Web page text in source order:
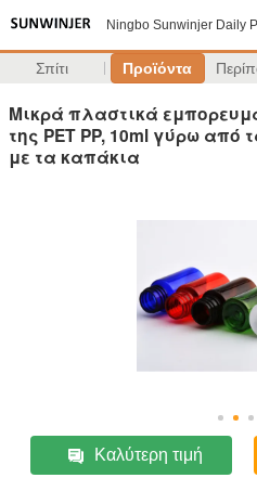
Ningbo Sunwinjer Daily
Σπίτι Προϊόντα
Μικρά πλαστικά
της PET PP, 10ml γύρω
με τα καπάκια
Καλύτερη τιμή